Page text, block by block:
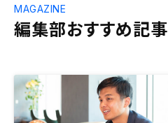
編集部おすすめ記事
MAGAZINE